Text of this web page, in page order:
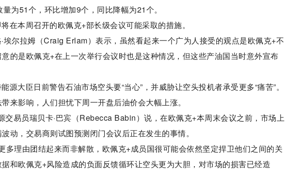
为51个，环比增加9个，同比降幅为21个。
在本周召开的欧佩克+部长级会议可能采取的措施。
埃尔拉姆（Craig Erlam）表示，虽然看起来一个广为人接受的观点是欧佩克+不
的是欧佩克+在上一次举行会议时也是这种情况，但这些产油国当时意外宣布
源大臣日前警告石油市场空头要“当心”，并威胁让空头投机者承受更多“痛苦”。
来影响，人们担忧下周一开盘后油价会大幅上涨。
交易员瑞贝卡·巴宾（Rebecca Babin）说，在欧佩克+本周末会议之前，市场上
动，交易商则试图预测闭门会议后正在发生的事情。
多理由团结起来而非解散，欧佩克+成员国很可能会依然坚定捍卫他们之间的关
和欧佩克+风险造成的负面反馈循环让空头更为大胆，对市场的损害已经造